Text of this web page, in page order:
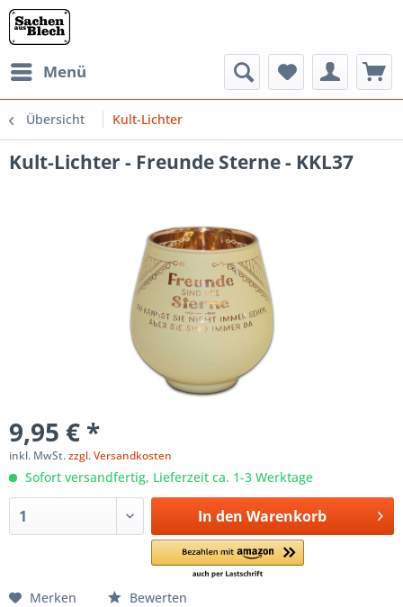
Menü
Übersicht Kult-Lichter
Kult-Lichter - Freunde Sterne - KKL37
9,95 € *
inkl. MwSt.zzgl. Versandkosten
Sofort versandfertig, Lieferzeit ca. 1-3 Werktage
In den Warenkorb
Merken Bewerten